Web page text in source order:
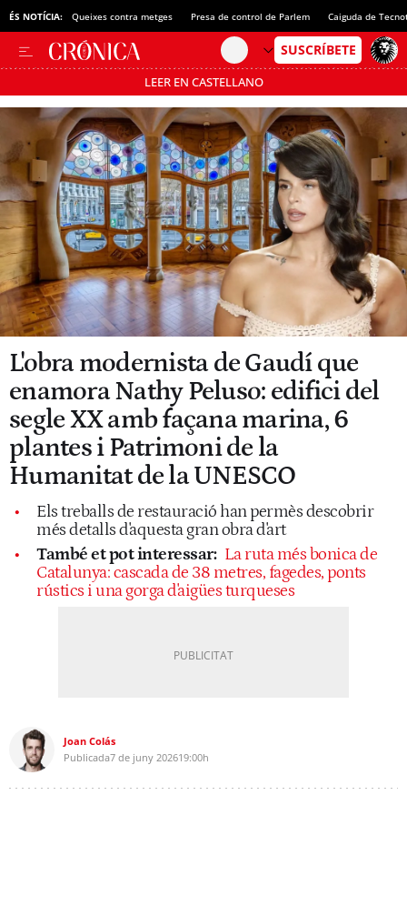
ÉS NOTÍCIA: Queixes contra metges Presa de control de Parlem Caiguda de
LEER EN CASTELLANO
Passa’t al mode estalvi
L'obra modernista de Gaudí que
enamora Nathy Peluso: edifici del
segle XX amb façana marina, 6
plantes i Patrimoni de la
Humanitat de la UNESCO
Els treballs de restauració han permès descobrir
més detalls d'aquesta gran obra d'art
També et pot interessar: La ruta més bonica de
Catalunya: cascada de 38 metres, fagedes, ponts
rústics i una gorga d'aigües turqueses
Joan Colás
Publicada7 de juny 202619:00h